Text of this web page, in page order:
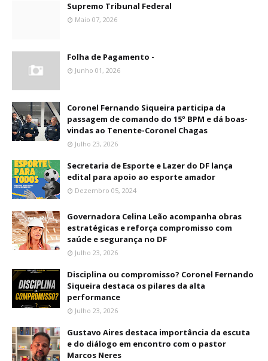
Supremo Tribunal Federal
Maio 07, 2026
Folha de Pagamento -
Junho 01, 2026
Coronel Fernando Siqueira participa da
passagem de comando do 15º BPM e dá boas-
vindas ao Tenente-Coronel Chagas
Julho 23, 2026
Secretaria de Esporte e Lazer do DF lança
edital para apoio ao esporte amador
Dezembro 05, 2024
Governadora Celina Leão acompanha obras
estratégicas e reforça compromisso com
saúde e segurança no DF
Julho 23, 2026
Disciplina ou compromisso? Coronel Fernando
Siqueira destaca os pilares da alta
performance
Julho 23, 2026
Gustavo Aires destaca importância da escuta
e do diálogo em encontro com o pastor
Marcos Neres